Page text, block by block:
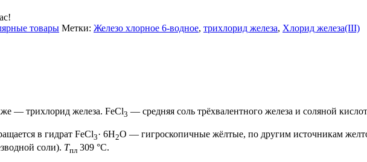
товары Метки: Железо хлорное 6-водное, трихлорид железа, Хлорид железа(III)
— трихлорид железа. FeCl3 — средняя соль трёхвалентного железа и соляной
в гидрат FeCl3· 6Н2О — гигроскопичные жёлтые, по другим источникам
соли). Tпл 309 °C.